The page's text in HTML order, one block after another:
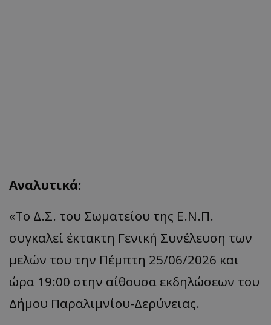
Αναλυτικά:
«Το Δ.Σ. του Σωματείου της Ε.Ν.Π.
συγκαλεί έκτακτη Γενική Συνέλευση των
μελών του την Πέμπτη 25/06/2026 και
ώρα 19:00 στην αίθουσα εκδηλώσεων του
Δήμου Παραλιμνίου-Δερύνειας.